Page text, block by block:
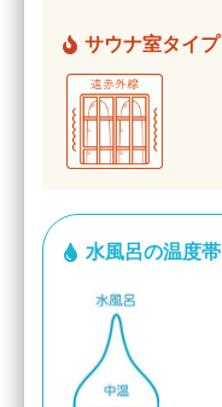
サウナ室タイプ
水風呂の温度帯